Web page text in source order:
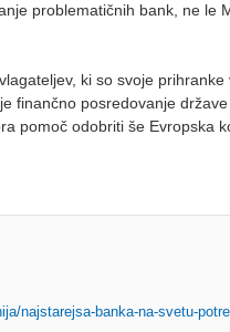
problematičnih bank, ne le
ki so svoje
finančno posredovanje
pomoč odobriti še Evropska
najstarejsa-banka-na-svetu-